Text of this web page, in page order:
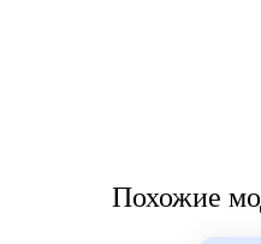
Похожие